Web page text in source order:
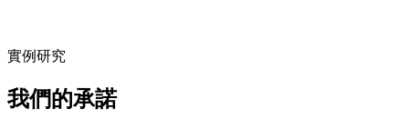
實例研究
我們的承諾